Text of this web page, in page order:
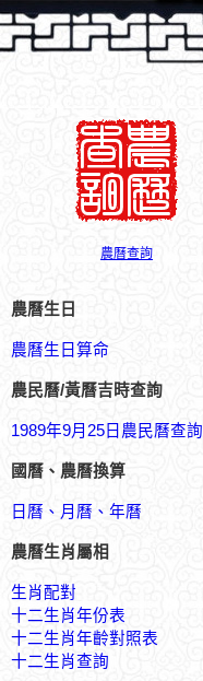
農曆查詢
農曆生日
農曆生日算命
農民曆/黃曆吉時查詢
1989年9月25日農民曆查詢
國曆、農曆換算
日曆、月曆、年曆
農曆生肖屬相
生肖配對
十二生肖年份表
十二生肖年齡對照表
十二生肖查詢